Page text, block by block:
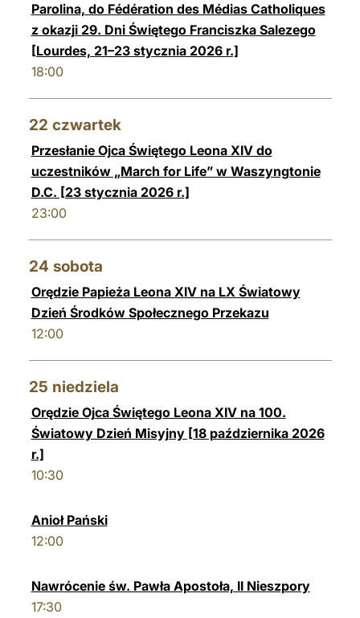
Parolina, do Fédération des Médias Catholiques
z okazji 29. Dni Świętego Franciszka Salezego
[Lourdes, 21–23 stycznia 2026 r.]
18:00
22 czwartek
Przesłanie Ojca Świętego Leona XIV do
uczestników „March for Life” w Waszyngtonie
D.C. [23 stycznia 2026 r.]
23:00
24 sobota
Orędzie Papieża Leona XIV na LX Światowy
Dzień Środków Społecznego Przekazu
12:00
25 niedziela
Orędzie Ojca Świętego Leona XIV na 100.
Światowy Dzień Misyjny [18 października 2026
r.]
10:30
Anioł Pański
12:00
Nawrócenie św. Pawła Apostoła, II Nieszpory
17:30